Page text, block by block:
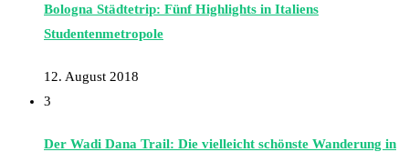
Bologna Städtetrip: Fünf Highlights in Italiens
Studentenmetropole
12. August 2018
3
Der Wadi Dana Trail: Die vielleicht schönste Wanderung in